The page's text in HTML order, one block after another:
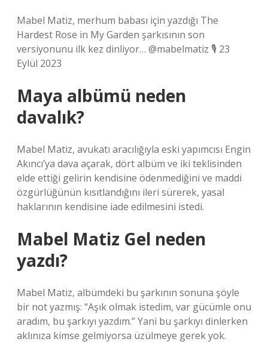
Mabel Matiz, merhum babası için yazdığı The
Hardest Rose in My Garden şarkısının son
versiyonunu ilk kez dinliyor… @mabelmatiz 🎙 23
Eylül 2023
Maya albümü neden
davalık?
Mabel Matiz, avukatı aracılığıyla eski yapımcısı Engin
Akıncı’ya dava açarak, dört albüm ve iki teklisinden
elde ettiği gelirin kendisine ödenmediğini ve maddi
özgürlüğünün kısıtlandığını ileri sürerek, yasal
haklarının kendisine iade edilmesini istedi.
Mabel Matiz Gel neden
yazdı?
Mabel Matiz, albümdeki bu şarkının sonuna şöyle
bir not yazmış: “Aşık olmak istedim, var gücümle onu
aradım, bu şarkıyı yazdım.” Yani bu şarkıyı dinlerken
aklınıza kimse gelmiyorsa üzülmeye gerek yok.